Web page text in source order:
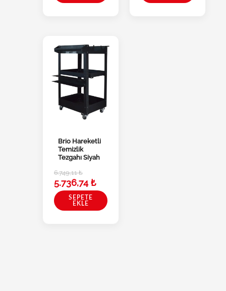
Brio Hareketli
Temizlik
Tezgahı Siyah
6.749,11₺
5.736,74₺
SEPETE
EKLE